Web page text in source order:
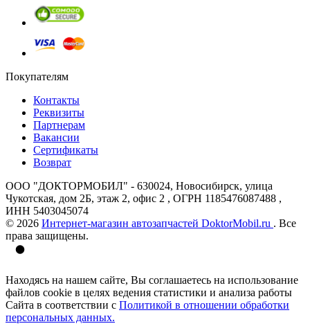
Покупателям
Контакты
Реквизиты
Партнерам
Вакансии
Сертификаты
Возврат
ООО "ДОКТОРМОБИЛ" - 630024, Новосибирск, улица
Чукотская, дом 2Б, этаж 2, офис 2 , ОГРН 1185476087488 ,
ИНН 5403045074
© 2026 Интернет-магазин автозапчастей DoktorMobil.ru . Все
права защищены.
Находясь на нашем сайте, Вы соглашаетесь на использование
файлов cookie в целях ведения статистики и анализа работы
Сайта в соответствии с Политикой в отношении обработки
персональных данных.